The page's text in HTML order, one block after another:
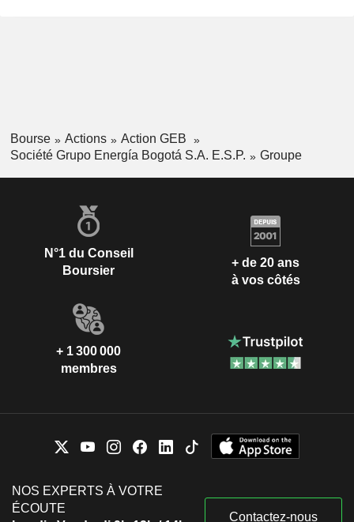
Bourse Actions
Action GEB
Société Grupo Energía Bogotá S.A. E.S.P.
Groupe
N°1 du Conseil
Boursier
+ de 20 ans
à vos côtés
+ 1 300 000
membres
NOS EXPERTS À VOTRE
ÉCOUTE
Contactez-nous